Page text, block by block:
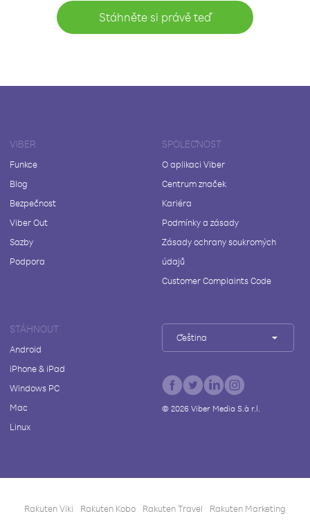
Stáhněte si právě teď
VIBER
Funkce
Blog
Bezpečnost
Viber Out
Sazby
Podpora
SPOLEČNOST
O aplikaci Viber
Centrum značek
Kariéra
Podmínky a zásady
Zásady ochrany soukromých
údajů
Customer Complaints Code
STÁHNOUT
Android
iPhone & iPad
Windows PC
Mac
Linux
Čeština
© 2026Viber Media S.à r.l.
Rakuten Viki Rakuten Kobo Rakuten Travel Rakuten Marketing